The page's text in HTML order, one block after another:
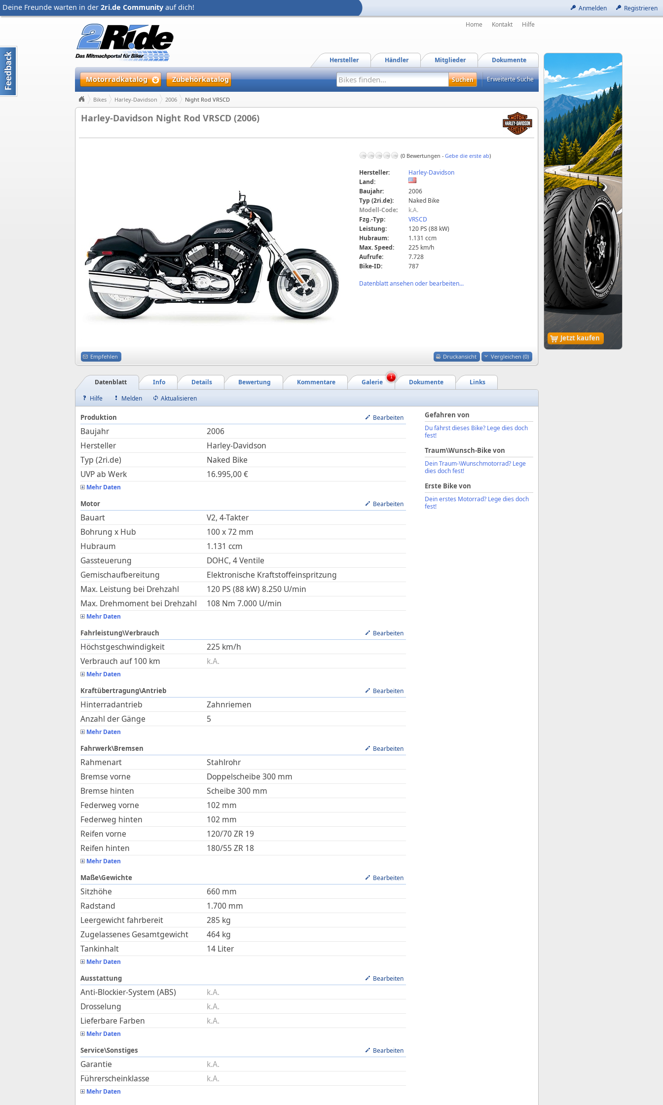
Anmelden Registrieren
Deine Freunde warten in der 2ri.de Community auf dich!
Jetzt kaufen
Home Kontakt Hilfe
Dokumente
Mitglieder
Händler
Hersteller
Motorradkatalog Zubehörkatalog Erweiterte Suche
Bikes Harley-Davidson 2006 Night Rod VRSCD
Harley-Davidson Night Rod VRSCD (2006)
(0 Bewertungen - Gebe die erste ab)
Hersteller:
Harley-Davidson
Land:
Baujahr:
2006
Typ (2ri.de):
Naked Bike
Modell-Code:
k.A.
Fzg.-Typ:
VRSCD
Leistung:
120 PS (88 kW)
Hubraum:
1.131 ccm
Max. Speed:
225 km/h
Aufrufe:
7.728
Bike-ID:
787
Datenblatt ansehen oder bearbeiten...
Druckansicht Vergleichen (0)
Empfehlen
Links
Dokumente
Galerie
Kommentare
Bewertung
Details
Info
Datenblatt
1
Hilfe Melden Aktualisieren
Produktion Bearbeiten
Baujahr
2006
Hersteller
Harley-Davidson
Typ (2ri.de)
Naked Bike
UVP ab Werk
16.995,00€
Mehr Daten
Motor Bearbeiten
Bauart
V2, 4-Takter
Bohrung x Hub
100x72 mm
Hubraum
1.131 ccm
Gassteuerung
DOHC, 4 Ventile
Gemischaufbereitung
Elektronische Kraftstoffeinspritzung
Max. Leistung bei Drehzahl
120 PS (88 kW) 8.250 U/min
Max. Drehmoment bei Drehzahl
108 Nm 7.000 U/min
Mehr Daten
Fahrleistung\Verbrauch Bearbeiten
Höchstgeschwindigkeit 225 km/h
Verbrauch auf 100 km
k.A.
Mehr Daten
Kraftübertragung\Antrieb Bearbeiten
Hinterradantrieb
Zahnriemen
Anzahl der Gänge
5
Mehr Daten
Fahrwerk\Bremsen Bearbeiten
Rahmenart
Stahlrohr
Bremse vorne
Doppelscheibe 300 mm
Bremse hinten
Scheibe 300 mm
Federweg vorne
102 mm
Federweg hinten
102 mm
Reifen vorne
120/70 ZR 19
Reifen hinten
180/55 ZR 18
Mehr Daten
Maße\Gewichte Bearbeiten
Sitzhöhe 660 mm
Radstand
1.700 mm
Leergewicht fahrbereit
285 kg
Zugelassenes Gesamtgewicht
464 kg
Tankinhalt
14 Liter
Mehr Daten
Ausstattung Bearbeiten
Anti-Blockier-System (ABS)
k.A.
Drosselung
k.A.
Lieferbare Farben
k.A.
Mehr Daten
Service\Sonstiges Bearbeiten
Garantie
k.A.
Führerscheinklasse
k.A.
Mehr Daten
Gefahren von
Du fährst dieses Bike? Lege dies doch
fest!
Traum\Wunsch-Bike von
Dein Traum-\Wunschmotorrad? Lege
dies doch fest!
Erste Bike von
Dein erstes Motorrad? Lege dies doch
fest!